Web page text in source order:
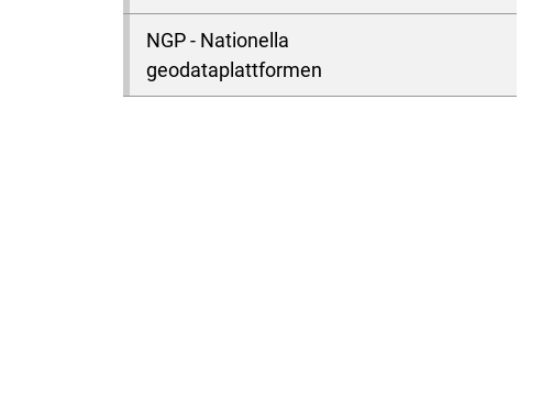
NGP - Nationella
geodataplattformen